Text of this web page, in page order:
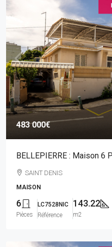
483 000€
BELLEPIERRE : Maison 6
SAINT DENIS
MAISON
6
Pièces
LC7528NIC
Référence
143.22
m2